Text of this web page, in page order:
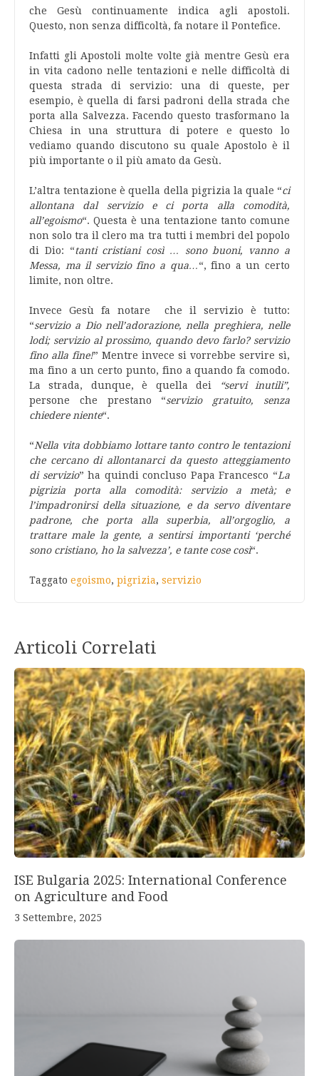
che Gesù continuamente indica agli apostoli.
Questo, non senza difficoltà, fa notare il Pontefice.
Infatti gli Apostoli molte volte già mentre Gesù era
in vita cadono nelle tentazioni e nelle difficoltà di
questa strada di servizio: una di queste, per
esempio, è quella di farsi padroni della strada che
porta alla Salvezza. Facendo questo trasformano la
Chiesa in una struttura di potere e questo lo
vediamo quando discutono su quale Apostolo è il
più importante o il più amato da Gesù.
L’altra tentazione è quella della pigrizia la quale “ci
allontana dal servizio e ci porta alla comodità,
all’egoismo“. Questa è una tentazione tanto comune
non solo tra il clero ma tra tutti i membri del popolo
di Dio: “tanti cristiani così … sono buoni, vanno a
Messa, ma il servizio fino a qua…“, fino a un certo
limite, non oltre.
Invece Gesù fa notare che il servizio è tutto:
“servizio a Dio nell’adorazione, nella preghiera, nelle
lodi; servizio al prossimo, quando devo farlo? servizio
fino alla fine!” Mentre invece si vorrebbe servire sì,
ma fino a un certo punto, fino a quando fa comodo.
La strada, dunque, è quella dei
“servi inutili”,
persone che prestano “servizio gratuito, senza
chiedere niente“.
“Nella vita dobbiamo lottare tanto contro le tentazioni
che cercano di allontanarci da questo atteggiamento
di servizio” ha quindi concluso Papa Francesco “La
pigrizia porta alla comodità: servizio a metà; e
l’impadronirsi della situazione, e da servo diventare
padrone, che porta alla superbia, all’orgoglio, a
trattare male la gente, a sentirsi importanti ‘perché
sono cristiano, ho la salvezza’, e tante cose così“.
Taggato egoismo, pigrizia, servizio
Articoli Correlati
ISE Bulgaria 2025: International Conference
on Agriculture and Food
3 Settembre, 2025